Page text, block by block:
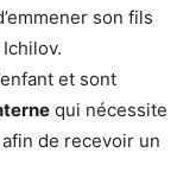
son fils
et sont
qui nécessite
de recevoir un